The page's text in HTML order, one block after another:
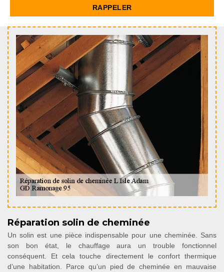
Réparation solin de cheminée
Un solin est une pièce indispensable pour une cheminée. Sans
son bon état, le chauffage aura un trouble fonctionnel
conséquent. Et cela touche directement le confort thermique
d’une habitation. Parce qu’un pied de cheminée en mauvaise